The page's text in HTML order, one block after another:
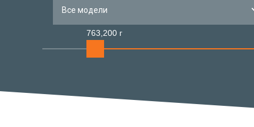
Все модели
763,200 г